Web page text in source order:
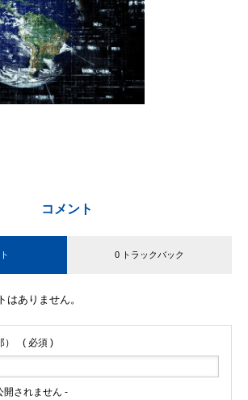
コメント
0 トラックバック
はありません。
( 必須 )
開されません -